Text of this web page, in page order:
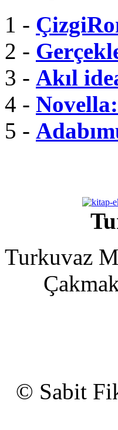
1 -
2 -
3 - Akıl
4 -
5 -
Turkuvaz
© Sabit